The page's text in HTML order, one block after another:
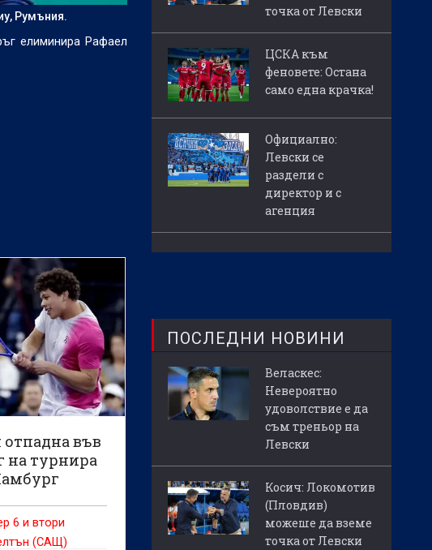
Румъния.
елиминира Рафаел
във
на турнира
6 и втори
(САЩ)
точка от Левски
ЦСКА към
феновете: Остана
само една крачка!
Официално:
Левски се
раздели с
директор и с
агенция
ПОСЛЕДНИ НОВИНИ
Веласкес:
Невероятно
удоволствие е да
съм треньор на
Левски
Косич: Локомотив
(Пловдив)
можеше да вземе
точка от Левски